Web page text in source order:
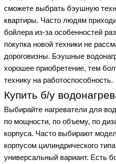
сможете выбрать бэушную
квартиры. Часто людям
бойлера из-за особенностей
покупка новой техники не
дороговизны. Бэушные
хорошее приобретение, тем
технику на работоспособность.
Купить б/у
Выбирайте нагреватели для
по мощности, по объему, по
корпуса. Часто выбирают
корпусом цилиндрического
универсальный вариант. Есть